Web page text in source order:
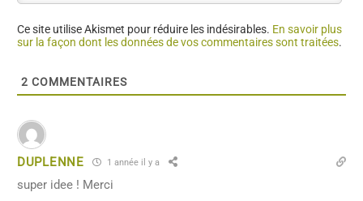
Ce site utilise Akismet pour réduire les indésirables. En savoir plus
sur la façon dont les données de vos commentaires sont traitées.
2 COMMENTAIRES
DUPLENNE 1 année il y a
super idee ! Merci